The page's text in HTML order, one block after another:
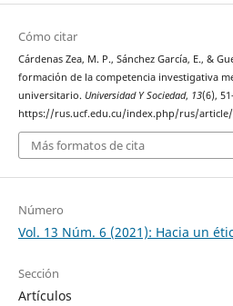
Cómo citar
Cárdenas Zea, M. P., Sánchez García, E., &
formación de la competencia investigativa
universitario. Universidad Y Sociedad, 13(6),
https://rus.ucf.edu.cu/index.php/rus/
Más formatos de cita
Número
Vol. 13 Núm. 6 (2021): Hacia un
Sección
Artículos